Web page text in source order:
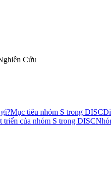
Cứu
Mục tiêu nhóm S trong DISC
của nhóm S trong DISC